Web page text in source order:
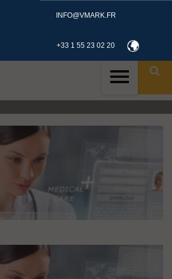
INFO@VMARK.FR
+33 1 55 23 02 20 ID